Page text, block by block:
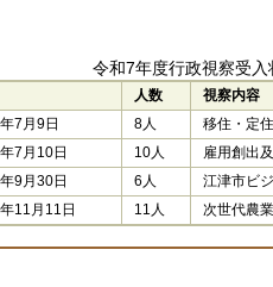
令和7年度行政視察受入
人数
視察内容
7月9日 8人
移住・定
7月10日 10人
雇用創出
9月30日 6人
江津市ビ
11月11日 11人 次世代農